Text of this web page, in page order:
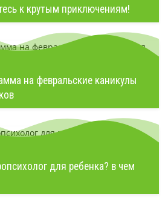
к крутым приключениям!
на февральские каникулы
для ребенка? в чем